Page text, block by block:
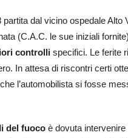
partita dal vicino ospedale
(C.A.C. le sue iniziali
controlli specifici. Le ferite
In attesa di riscontri certi
l’automobilista si fosse
del fuoco è dovuta